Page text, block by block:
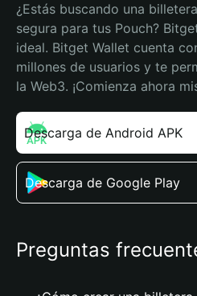
¿Estás buscando una
segura para tus Pouch?
ideal. Bitget Wallet cuenta
millones de usuarios y te
la Web3. ¡Comienza ahora
Descarga de Android APK
Descarga de Google Play
Preguntas